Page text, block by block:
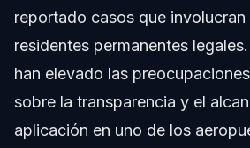
reportado casos que
residentes permanentes
han elevado las
sobre la transparencia y el
aplicación en uno de los